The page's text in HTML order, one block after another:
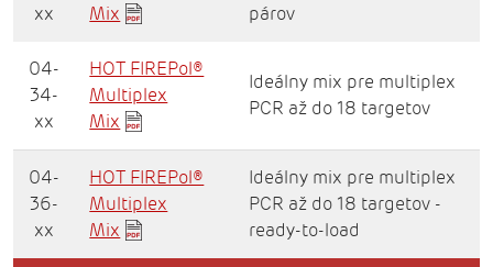
xx
Mix
párov
04-
34-
xx
HOT FIREPol®
Multiplex
Mix
Ideálny mix pre multiplex
PCR až do 18 targetov
04-
36-
xx
HOT FIREPol®
Multiplex
Mix
Ideálny mix pre multiplex
PCR až do 18 targetov -
ready-to-load